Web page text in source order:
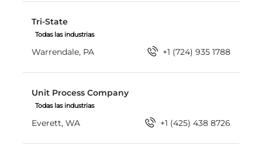
Tri-State
Todas las industrias
Warrendale, PA +1 (724) 935 1788
Unit Process Company
Todas las industrias
Everett, WA +1 (425) 438 8726